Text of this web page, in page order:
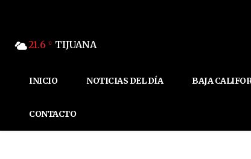
21.6 C TIJUANA
INICIO NOTICIAS DEL DÍA BAJA
CONTACTO